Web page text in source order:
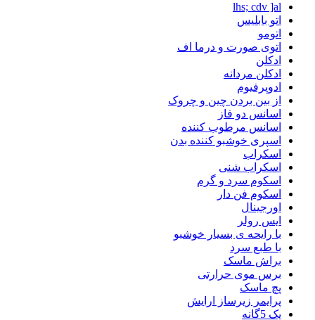
lhs; cdv ]al
اتو بابلیس
اتومو
اتوی صورت و درما اف
ادکلن
ادکلن مردانه
ادوپرفیوم
از بین بردن چین و چروک
اسانس دو فاز
اسانس مرطوب کننده
اسپری خوشبو کننده بدن
اسکراب
اسکراب شنی
اسکوم سرد و گرم
اسکوم فن دار
اورجینال
ایس رولر
با رایحه ی بسیار خوشبو
با طبع سرد
براش ماسک
برس موی حرارتی
پچ ماسک
پرایمر زیرساز ارایش
پک 5گانه